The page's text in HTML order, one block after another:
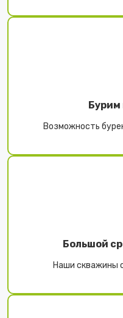
Бурим
Возможность
Большой
Наши скважины